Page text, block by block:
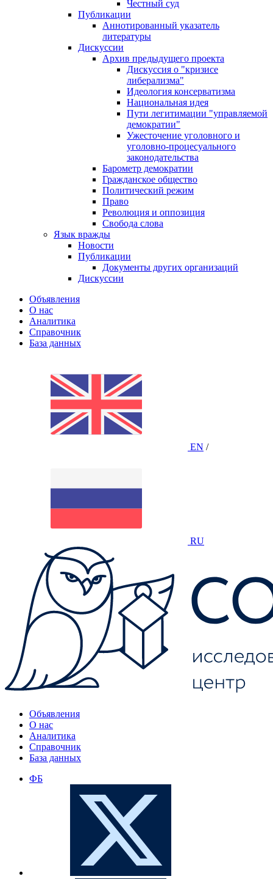
Честный суд
Публикации
Аннотированный указатель
литературы
Дискуссии
Архив предыдущего проекта
Дискуссия о "кризисе
либерализма"
Идеология консерватизма
Национальная идея
Пути легитимации "управляемой
демократии"
Ужесточение уголовного и
уголовно-процесуального
законодательства
Барометр демократии
Гражданское общество
Политический режим
Право
Революция и оппозиция
Свобода слова
Язык вражды
Новости
Публикации
Документы других организаций
Дискуссии
Объявления
О нас
Аналитика
Справочник
База данных
EN /
RU
Объявления
О нас
Аналитика
Справочник
База данных
ФБ